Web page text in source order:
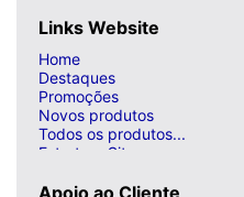
Links Website
Home
Destaques
Promoções
Novos produtos
Todos os produtos...
Estrutura Site
Apoio ao Cliente